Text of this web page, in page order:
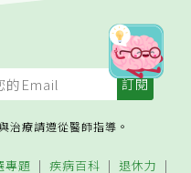
治療請遵從醫師指導。
專題 疾病百科 退休力